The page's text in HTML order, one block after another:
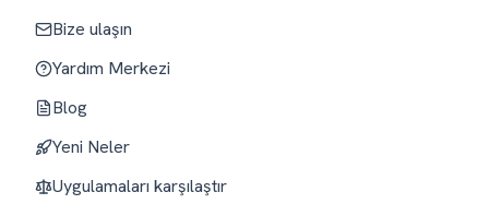
Bize ulaşın
Yardım Merkezi
Blog
Yeni Neler
Uygulamaları karşılaştır